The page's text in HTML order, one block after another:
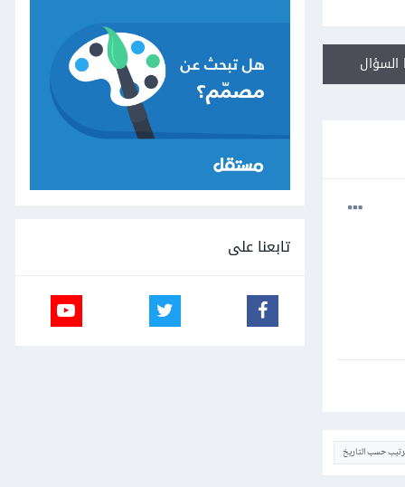
حسب التاريخ
تابعنا على